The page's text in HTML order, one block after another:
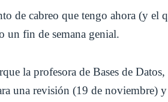
de cabreo que tengo ahora (y el
un fin de semana genial.
la profesora de Bases de
una revisión (19 de noviembre)